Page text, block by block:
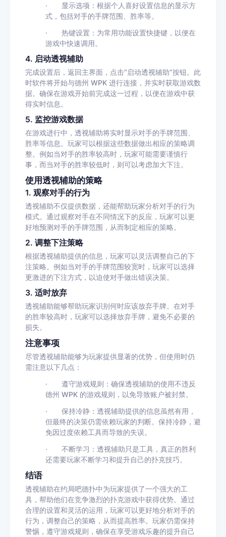
· 显示选项 ：根据个人喜好设置信息的显示方
式，包括对手的手牌范围、胜率等。
·
热键设置 ：为常用功能设置快捷键，以便在
游戏中快速调用。
4. 启动透视辅助
完成设置后，返回主界面，点击“启动透视辅助”按钮。此
时软件将开始与德州 WPK 进行连接，并实时获取游戏数
据。确保在游戏开始前完成这一过程，以便在游戏中获
得实时信息。
5. 监控游戏数据
在游戏进行中，透视辅助将实时显示对手的手牌范围、
胜率等信息。玩家可以根据这些数据做出相应的策略调
整。例如当对手的胜率较高时，玩家可能需要谨慎行
事，而当对手的胜率较低时，则可以考虑加大下注。
使用透视辅助的策略
1. 观察对手的行为
透视辅助不仅提供数据，还能帮助玩家分析对手的行为
模式。通过观察对手在不同情况下的反应，玩家可以更
好地预测对手的手牌范围，从而制定相应的策略。
2. 调整下注策略
根据透视辅助提供的信息，玩家可以灵活调整自己的下
注策略。例如当对手的手牌范围较宽时，玩家可以选择
更激进的下注方式，以迫使对手做出错误决策。
3. 适时放弃
透视辅助能够帮助玩家识别何时应该放弃手牌。在对手
的胜率较高时，玩家可以选择放弃手牌，避免不必要的
损失。
注意事项
尽管透视辅助能够为玩家提供显著的优势，但使用时仍
需注意以下几点：
·
遵守游戏规则 ：确保透视辅助的使用不违反
德州 WPK 的游戏规则，以免导致账户被封禁。
·
保持冷静 ：透视辅助提供的信息虽然有用，
但最终的决策仍需依赖玩家的判断。保持冷静，避
免因过度依赖工具而导致的失误。
·
不断学习 ：透视辅助只是工具，真正的胜利
还需要玩家不断学习和提升自己的扑克技巧。
结语
透视辅助在约局吧德扑中为玩家提供了一个强大的工
具，帮助他们在竞争激烈的扑克游戏中获得优势。通过
合理的设置和灵活的运用，玩家可以更好地分析对手的
行为，调整自己的策略，从而提高胜率。玩家仍需保持
警惕，遵守游戏规则，确保在享受游戏乐趣的提升自己